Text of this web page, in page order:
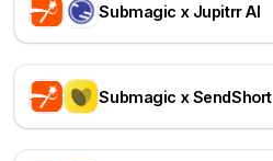
Submagic x Jupitrr AI
Submagic x SendShort